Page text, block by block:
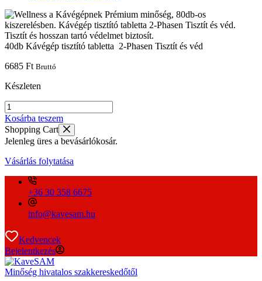
40db Kávégép tisztító tabletta 2-Phasen Tisztít és véd
6685 Ft Bruttó
Készleten
40db
Kávégép
tisztító
tabletta
2-
Phasen
Tisztít
és
mennyiség
Kosárba teszem
Shopping Cart
Jelenleg üres a bevásárlókosár.
Vásárlás folytatása
+36 30 358 6675
info@kavesam.hu
Kedvencek
Bejelentkezés
Minőség hivatalos szakkereskedőtől